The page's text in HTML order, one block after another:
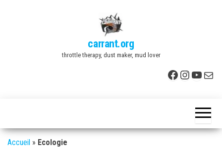
carrant.org
throttle therapy, dust maker, mud lover
Facebook
E-
Accueil » Ecologie